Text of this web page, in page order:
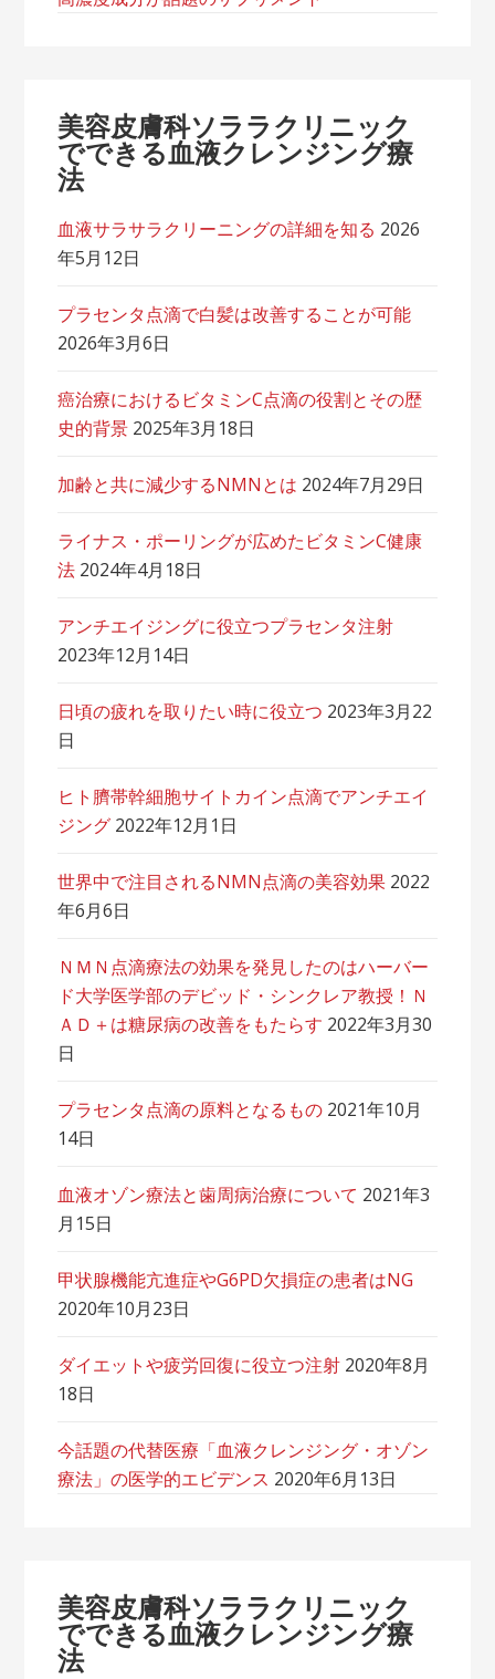
美容皮膚科ソララクリニック
でできる血液クレンジング療
法
血液サラサラクリーニングの詳細を知る 2026
年5月12日
プラセンタ点滴で白髪は改善することが可能
2026年3月6日
癌治療におけるビタミンC点滴の役割とその歴
史的背景 2025年3月18日
加齢と共に減少するNMNとは 2024年7月29日
ライナス・ポーリングが広めたビタミンC健康
法 2024年4月18日
アンチエイジングに役立つプラセンタ注射
2023年12月14日
日頃の疲れを取りたい時に役立つ 2023年3月22
日
ヒト臍帯幹細胞サイトカイン点滴でアンチエイ
ジング 2022年12月1日
世界中で注目されるNMN点滴の美容効果 2022
年6月6日
ＮＭＮ点滴療法の効果を発見したのはハーバー
ド大学医学部のデビッド・シンクレア教授！Ｎ
ＡＤ＋は糖尿病の改善をもたらす 2022年3月30
日
プラセンタ点滴の原料となるもの 2021年10月
14日
血液オゾン療法と歯周病治療について 2021年3
月15日
甲状腺機能亢進症やG6PD欠損症の患者はNG
2020年10月23日
ダイエットや疲労回復に役立つ注射 2020年8月
18日
今話題の代替医療「血液クレンジング・オゾン
療法」の医学的エビデンス 2020年6月13日
美容皮膚科ソララクリニック
でできる血液クレンジング療
法